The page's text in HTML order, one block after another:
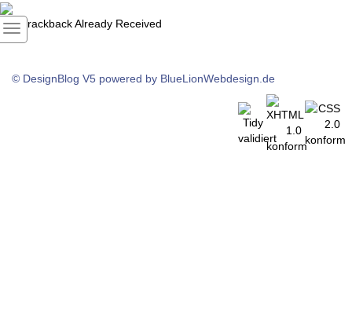
1 Trackback Already Received
© DesignBlog V5 powered by BlueLionWebdesign.de